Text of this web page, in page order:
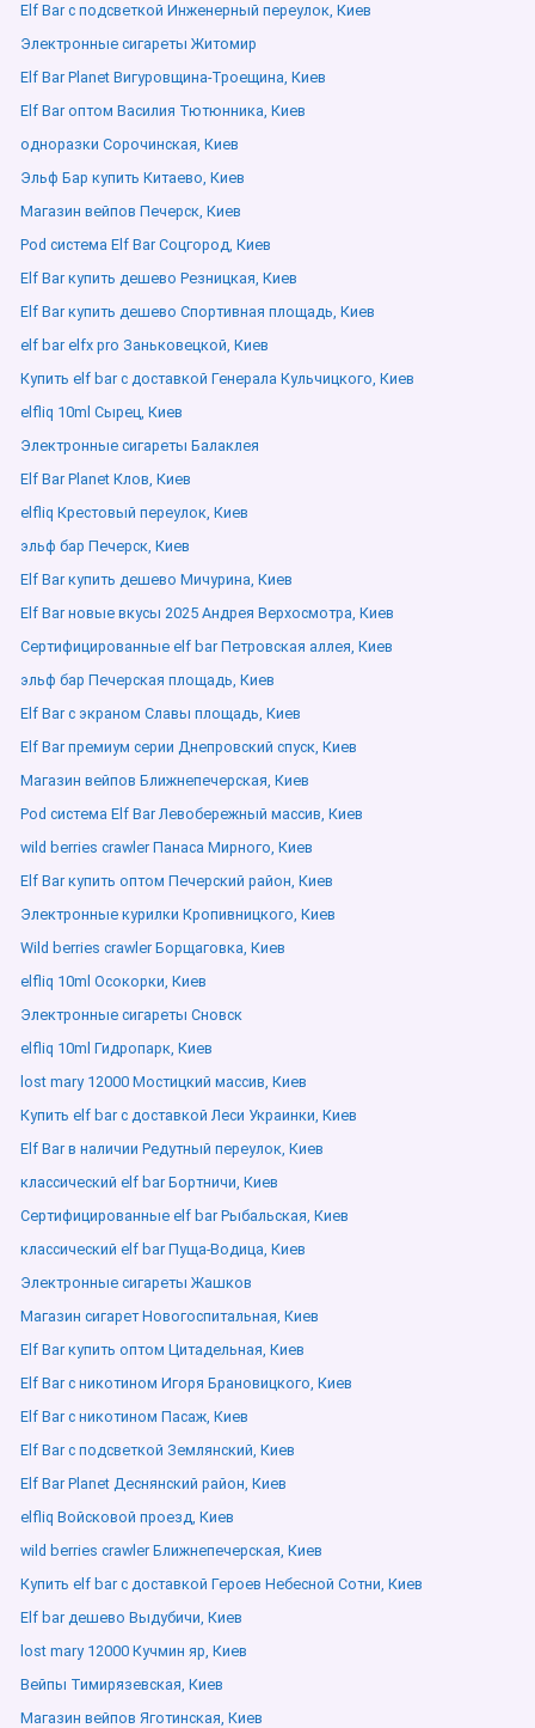
Elf Bar с подсветкой Инженерный переулок, Киев
Электронные сигареты Житомир
Elf Bar Planet Вигуровщина-Троещина, Киев
Elf Bar оптом Василия Тютюнника, Киев
одноразки Сорочинская, Киев
Эльф Бар купить Китаево, Киев
Магазин вейпов Печерск, Киев
Pod система Elf Bar Соцгород, Киев
Elf Bar купить дешево Резницкая, Киев
Elf Bar купить дешево Спортивная площадь, Киев
elf bar elfx pro Заньковецкой, Киев
Купить elf bar с доставкой Генерала Кульчицкого, Киев
elfliq 10ml Сырец, Киев
Электронные сигареты Балаклея
Elf Bar Planet Клов, Киев
elfliq Крестовый переулок, Киев
эльф бар Печерск, Киев
Elf Bar купить дешево Мичурина, Киев
Elf Bar новые вкусы 2025 Андрея Верхосмотра, Киев
Сертифицированные elf bar Петровская аллея, Киев
эльф бар Печерская площадь, Киев
Elf Bar с экраном Славы площадь, Киев
Elf Bar премиум серии Днепровский спуск, Киев
Магазин вейпов Ближнепечерская, Киев
Pod система Elf Bar Левобережный массив, Киев
wild berries crawler Панаса Мирного, Киев
Elf Bar купить оптом Печерский район, Киев
Электронные курилки Кропивницкого, Киев
Wild berries crawler Борщаговка, Киев
elfliq 10ml Осокорки, Киев
Электронные сигареты Сновск
elfliq 10ml Гидропарк, Киев
lost mary 12000 Мостицкий массив, Киев
Купить elf bar с доставкой Леси Украинки, Киев
Elf Bar в наличии Редутный переулок, Киев
классический elf bar Бортничи, Киев
Сертифицированные elf bar Рыбальская, Киев
классический elf bar Пуща-Водица, Киев
Электронные сигареты Жашков
Магазин сигарет Новогоспитальная, Киев
Elf Bar купить оптом Цитадельная, Киев
Elf Bar с никотином Игоря Брановицкого, Киев
Elf Bar с никотином Пасаж, Киев
Elf Bar с подсветкой Землянский, Киев
Elf Bar Planet Деснянский район, Киев
elfliq Войсковой проезд, Киев
wild berries crawler Ближнепечерская, Киев
Купить elf bar с доставкой Героев Небесной Сотни, Киев
Elf bar дешево Выдубичи, Киев
lost mary 12000 Кучмин яр, Киев
Вейпы Тимирязевская, Киев
Магазин вейпов Яготинская, Киев